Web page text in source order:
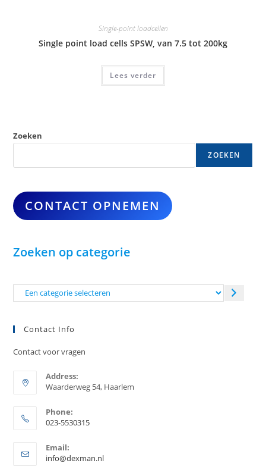
Single-point loadcellen
Single point load cells SPSW, van 7.5 tot 200kg
Lees verder
Zoeken
ZOEKEN
CONTACT OPNEMEN
Zoeken op categorie
Een
Contact Info
Contact voor vragen
Address:
Waarderweg 54, Haarlem
Phone:
023-5530315
in
je
Email:
info@dexman.nlOpent